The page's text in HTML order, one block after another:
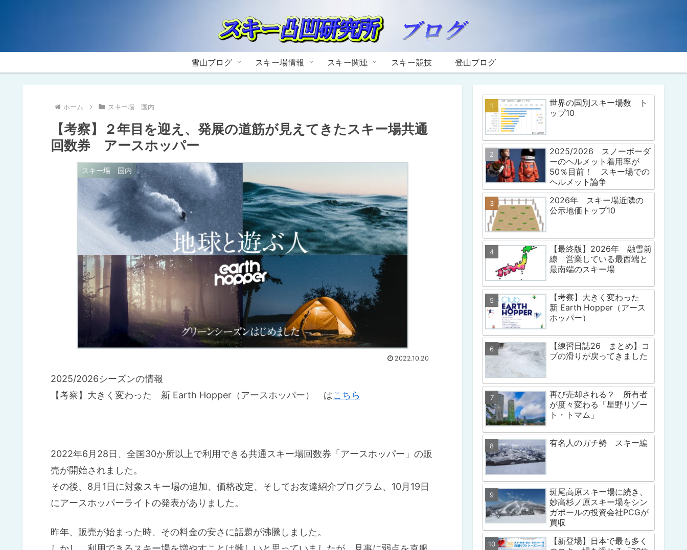
雪山ブログ スキー場情報 スキー関連 スキー競技 登山ブログ
ホーム スキー場 国内
【考察】２年目を迎え、発展の道筋が見えてきたスキー場共通
回数券 アースホッパー
スキー場 国内
2022.10.20
2025/2026シーズンの情報
【考察】大きく変わった 新 Earth Hopper（アースホッパー） はこちら
2022年6月28日、全国30か所以上で利用できる共通スキー場回数券「アースホッパー」の販
売が開始されました。
その後、8月1日に対象スキー場の追加、価格改定、そしてお友達紹介プログラム、10月19日
にアースホッパーライトの発表がありました。
昨年、販売が始まった時、その料金の安さに話題が沸騰しました。
世界の国別スキー場数 ト
ップ10
2025/2026 スノーボーダ
ーのヘルメット着用率が
50％目前！ スキー場での
ヘルメット論争
2026年 スキー場近隣の
公示地価トップ10
【最終版】2026年 融雪前
線 営業している最西端と
最南端のスキー場
【考察】大きく変わった
新 Earth Hopper（アース
ホッパー）
【練習日誌26 まとめ】コ
ブの滑りが戻ってきました
再び売却される？ 所有者
が度々変わる「星野リゾー
ト・トマム」
有名人のガチ勢 スキー編
斑尾高原スキー場に続き、
妙高杉ノ原スキー場をシン
ガポールの投資会社PCGが
買収
【新登場】日本で最も多く